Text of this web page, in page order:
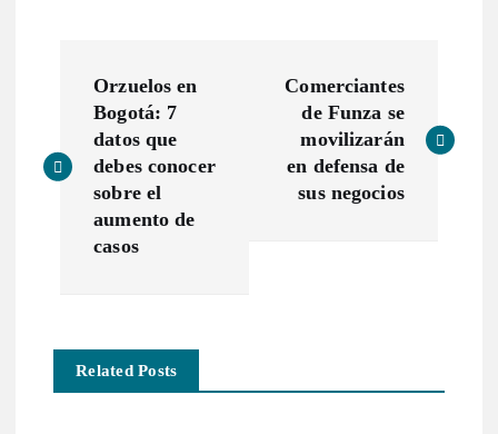
v
a
c
Orzuelos en
Bogotá: 7
datos que
debes conocer
sobre el
aumento de
casos
Comerciantes
de Funza se
movilizarán
en defensa de
sus negocios
Related Posts